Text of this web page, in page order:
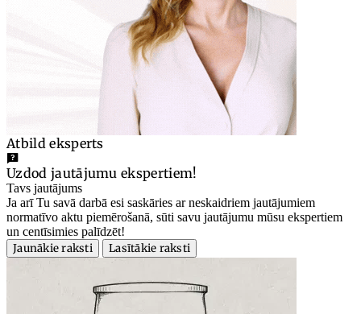
Atbild eksperts
Uzdod jautājumu ekspertiem!
Tavs jautājums
Ja arī Tu savā darbā esi saskāries ar neskaidriem jautājumiem
normatīvo aktu piemērošanā, sūti savu jautājumu mūsu ekspertiem
un centīsimies palīdzēt!
Jaunākie raksti
Lasītākie raksti